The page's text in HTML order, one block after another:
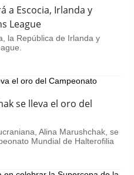
a Escocia, Irlanda y
League
la República de Irlanda y
se lleva el oro del
Alina Marushchak, se
Mundial de Halterofilia